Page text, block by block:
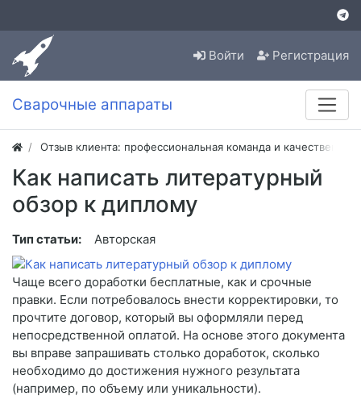
Войти Регистрация
Сварочные аппараты
Отзыв клиента: профессиональная команда и
Как написать литературный
обзор к диплому
Тип статьи: Авторская
Чаще всего доработки бесплатные, как и срочные
правки. Если потребовалось внести корректировки, то
прочтите договор, который вы оформляли перед
непосредственной оплатой. На основе этого документа
вы вправе запрашивать столько доработок, сколько
необходимо до достижения нужного результата
(например, по объему или уникальности).